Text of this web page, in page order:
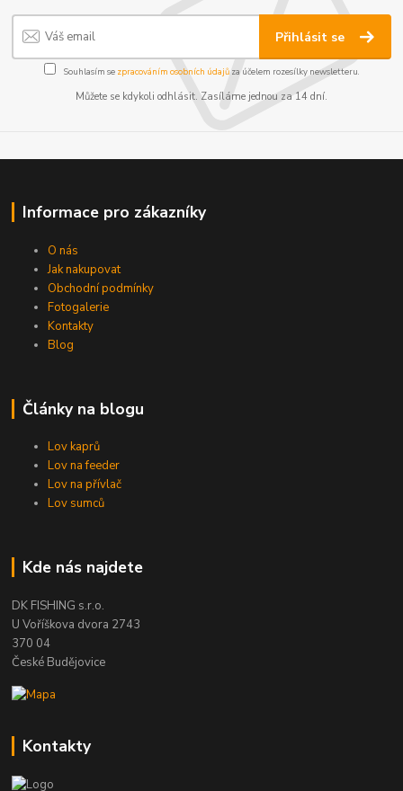
Přihlásit se
Souhlasím se zpracováním osobních údajůza účelem rozesílky newsletteru.
Můžete se kdykoli odhlásit. Zasíláme jednou za 14 dní.
Informace pro zákazníky
O nás
Jak nakupovat
Obchodní podmínky
Fotogalerie
Kontakty
Blog
Články na blogu
Lov kaprů
Lov na feeder
Lov na přívlač
Lov sumců
Kde nás najdete
DK FISHING s.r.o.
U Voříškova dvora 2743
370 04
České Budějovice
Kontakty